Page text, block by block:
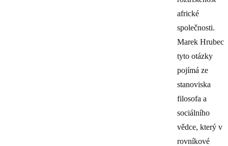
africké
společnosti.
Marek Hrubec
tyto otázky
pojímá ze
stanoviska
filosofa a
sociálního
vědce, který v
rovníkové